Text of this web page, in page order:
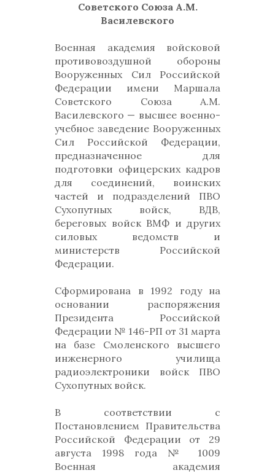
Советского Союза А.М.
Василевского
Военная академия войсковой
противовоздушной обороны
Вооруженных Сил Российской
Федерации имени Маршала
Советского Союза А.М.
Василевского — высшее военно-
учебное заведение Вооруженных
Сил Российской Федерации,
предназначенное для
подготовки офицерских кадров
для соединений, воинских
частей и подразделений ПВО
Сухопутных войск, ВДВ,
береговых войск ВМФ и других
силовых ведомств и
министерств Российской
Федерации.
Сформирована в 1992 году на
основании распоряжения
Президента Российской
Федерации № 146-РП от 31 марта
на базе Смоленского высшего
инженерного училища
радиоэлектроники войск ПВО
Сухопутных войск.
В соответствии с
Постановлением Правительства
Российской Федерации от 29
августа 1998 года № 1009
Военная академия